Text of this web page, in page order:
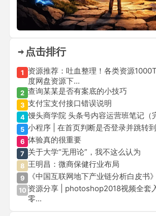
点击排行
1
资源推荐：吐血整理！各类资源
度网盘资源下...
2 查询某某是否有案底的小技巧
3 支付宝支付接口错误说明
4 馒头商学院 头条号内容运营班笔记（
5 小程序 | 在首页判断是否登录并跳转
6 体验真的很重要
7 关于大学“无用论”，我不这么认为
8 王明昌：微商保健行业布局
9 《中国互联网地下产业链分析白皮书
10 资源分享 | photoshop2018视频全套
零...